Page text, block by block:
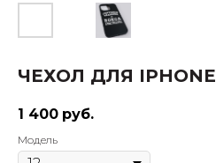
ЧЕХОЛ ДЛЯ IPHONE
1 400 руб.
Модель